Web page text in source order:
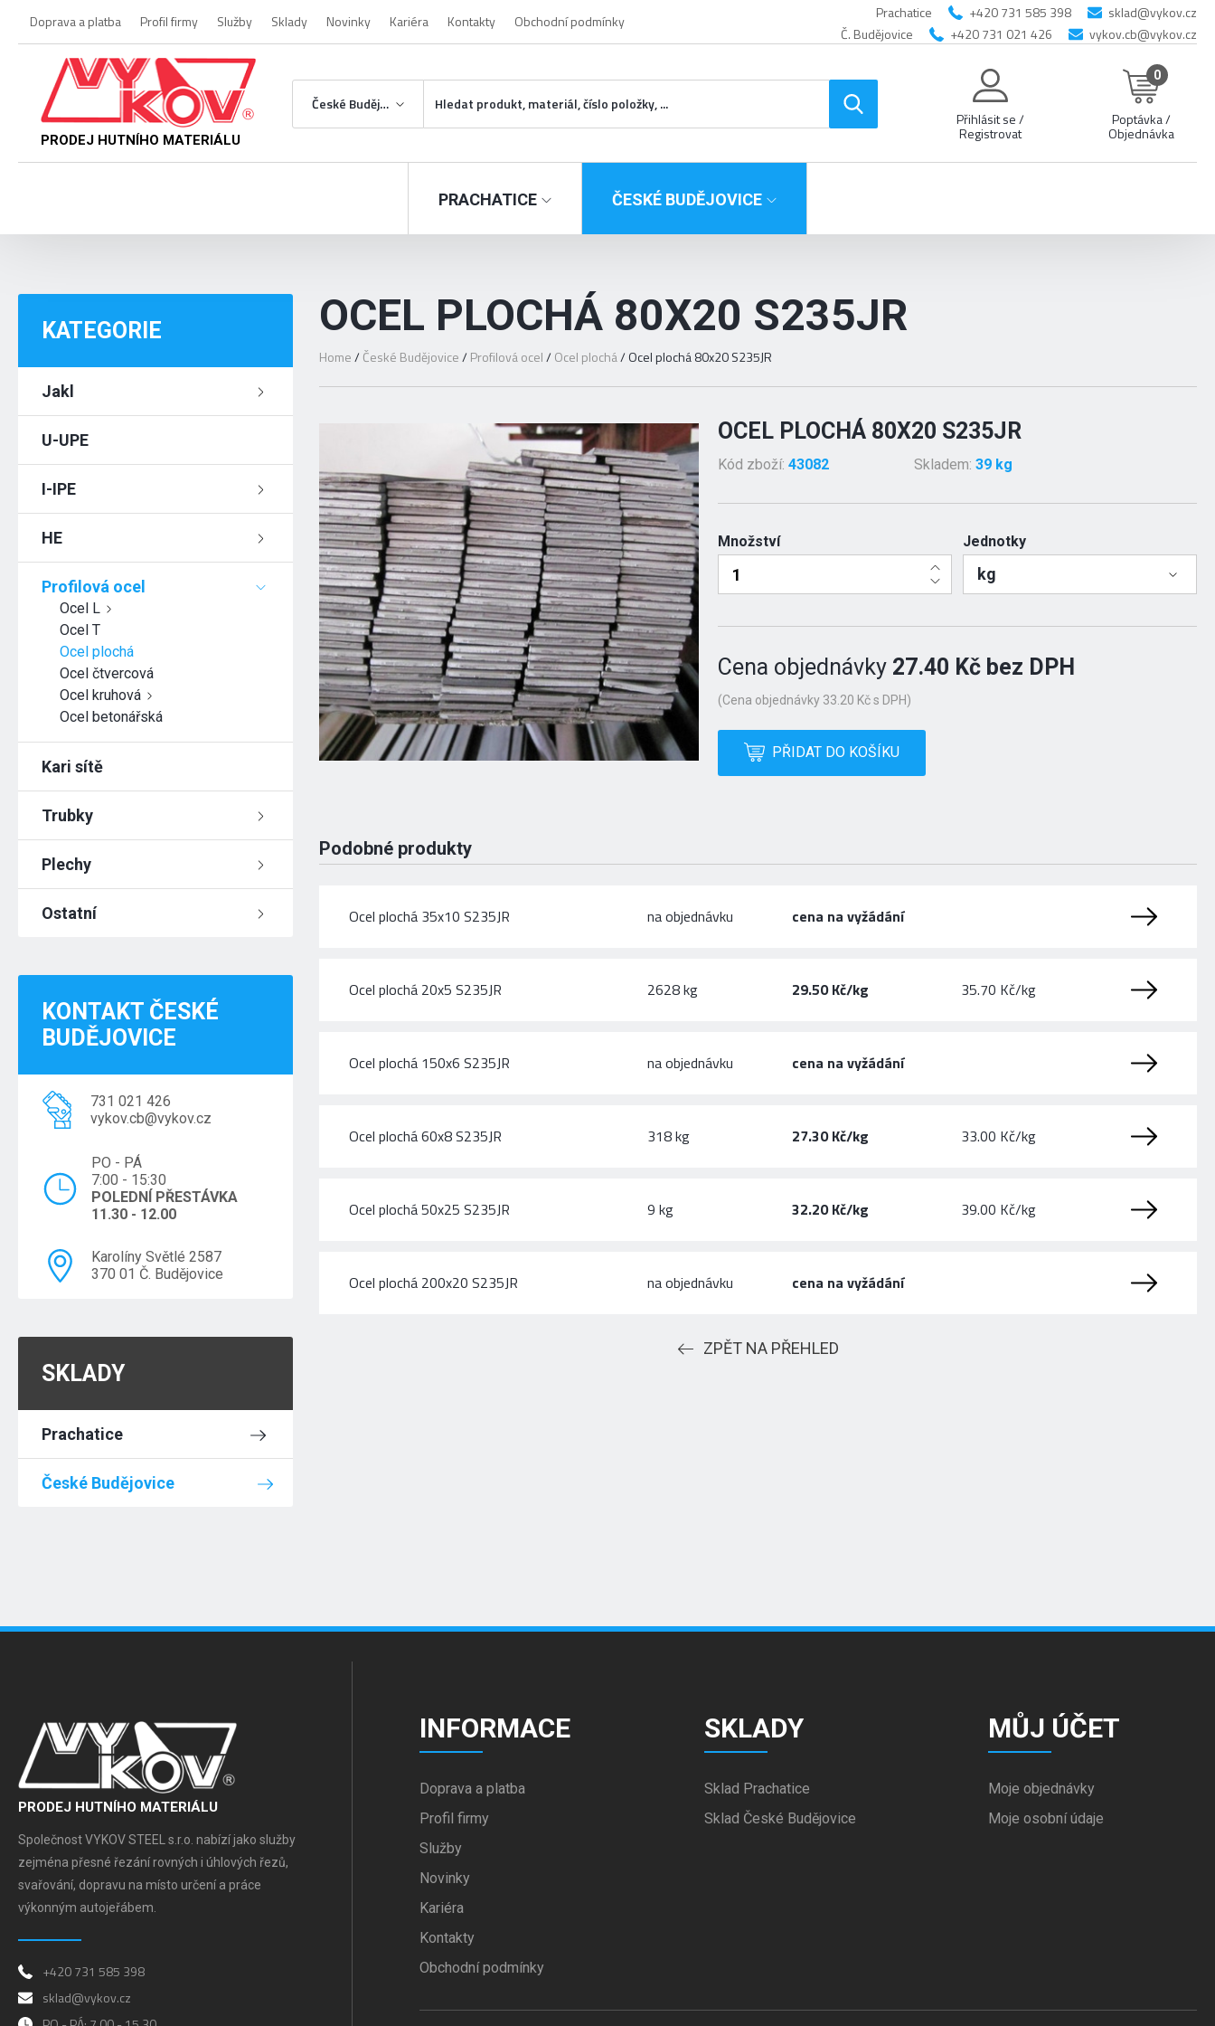
Doprava a platba Profil firmy Služby Sklady Novinky Kariéra Kontakty Obchodní podmínky Prachatice +420 731 585 398
sklad@vykov.cz
Č. Budějovice
+420 731 021 426 vykov.cb@vykov.cz
PRODEJ HUTNÍHO MATERIÁLU
České Budějovice
Přihlásit se /
Registrovat
0
Poptávka /
Objednávka
PRACHATICE ČESKÉ BUDĚJOVICE
KATEGORIE
Jakl
U-UPE
I-IPE
HE
Profilová ocel
Ocel L
Ocel T
Ocel plochá
Ocel čtvercová
Ocel kruhová
Ocel betonářská
Kari sítě
Trubky
Plechy
Ostatní
KONTAKT ČESKÉ
BUDĚJOVICE
731 021 426
vykov.cb@vykov.cz
PO - PÁ
7:00 - 15:30
POLEDNÍ PŘESTÁVKA
11.30 - 12.00
Karolíny Světlé 2587
370 01 Č. Budějovice
SKLADY
Prachatice
České Budějovice
OCEL PLOCHÁ 80X20 S235JR
Home/ České Budějovice/ Profilová ocel/ Ocel plochá/ Ocel plochá 80x20 S235JR
OCEL PLOCHÁ 80X20 S235JR
Kód zboží:43082 Skladem: 39 kg
Množství Jednotky
kg
Cena objednávky 27.40 Kč bez DPH
(Cena objednávky 33.20 Kč s DPH)
PŘIDAT DO KOŠÍKU
Podobné produkty
Ocel plochá 35x10 S235JR na objednávku cena na vyžádání
Ocel plochá 20x5 S235JR 2628 kg 29.50 Kč/kg 35.70 Kč/kg
Ocel plochá 150x6 S235JR na objednávku cena na vyžádání
Ocel plochá 60x8 S235JR 318 kg 27.30 Kč/kg 33.00 Kč/kg
Ocel plochá 50x25 S235JR 9 kg 32.20 Kč/kg 39.00 Kč/kg
Ocel plochá 200x20 S235JR na objednávku cena na vyžádání
ZPĚT NA PŘEHLED
PRODEJ HUTNÍHO MATERIÁLU
Společnost VYKOV STEEL s.r.o. nabízí jako služby
zejména přesné řezání rovných i úhlových řezů,
svařování, dopravu na místo určení a práce
výkonným autojeřábem.
+420 731 585 398
sklad@vykov.cz
INFORMACE
Doprava a platba
Profil firmy
Služby
Novinky
Kariéra
Kontakty
Obchodní podmínky
SKLADY
Sklad Prachatice
Sklad České Budějovice
MŮJ ÚČET
Moje objednávky
Moje osobní údaje